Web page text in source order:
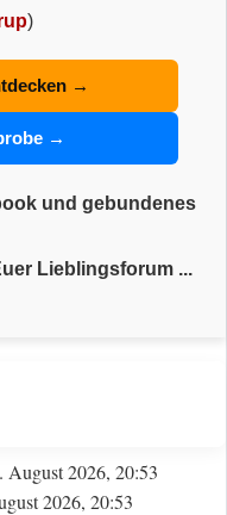
)
→
→
und gebundenes
Lieblingsforum ...
August 2026, 20:53
2026, 20:53